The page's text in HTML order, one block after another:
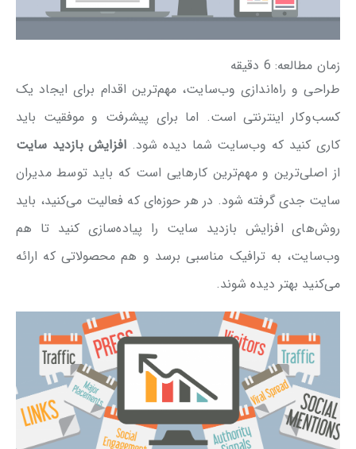
زمان مطالعه: 6 دقیقه
طراحی و راه‌اندازی وب‌سایت، مهم‌ترین اقدام برای ایجاد یک
کسب‌وکار اینترنتی است. اما برای پیشرفت و موفقیت باید
کاری کنید که وب‌سایت شما دیده شود.افزایش بازدید سایت
از اصلی‌ترین و مهم‌ترین کارهایی است که باید توسط مدیران
سایت جدی گرفته شود. در هر حوزه‌ای که فعالیت می‌کنید، باید
روش‌های افزایش بازدید سایت را پیاده‌سازی کنید تا هم
وب‌سایت، به ترافیک مناسبی برسد و هم محصولاتی که ارائه
می‌کنید بهتر دیده شوند.